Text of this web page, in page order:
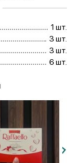
1 шт.
3 шт.
3 шт.
6 шт.